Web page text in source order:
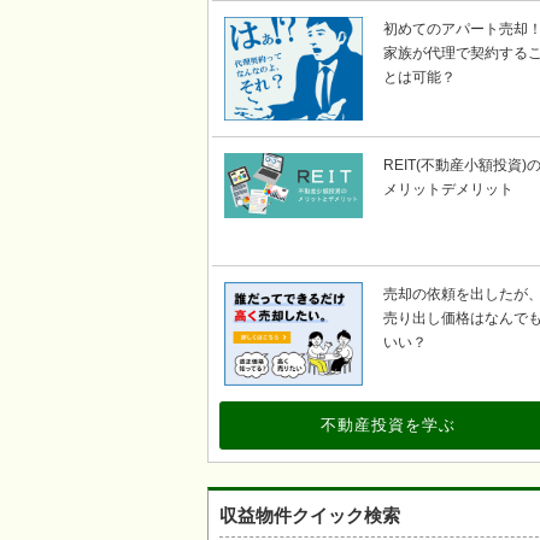
初めてのアパート売却！
家族が代理で契約するこ
とは可能？
REIT(不動産小額投資)の
メリットデメリット
売却の依頼を出したが、
売り出し価格はなんでも
いい？
不動産投資を学ぶ
収益物件クイック検索